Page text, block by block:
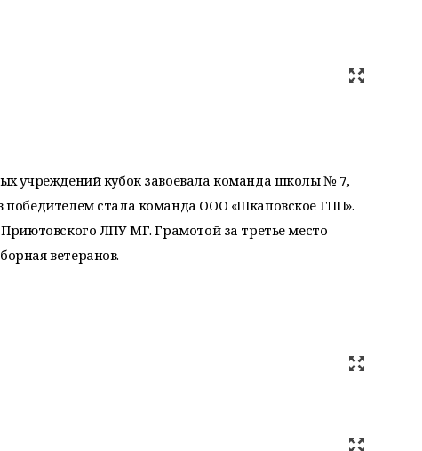
учреждений кубок завоевала команда школы № 7,
победителем стала команда ООО «Шкаповское ГПП».
ЛПУ МГ. Грамотой за третье место
ветеранов.